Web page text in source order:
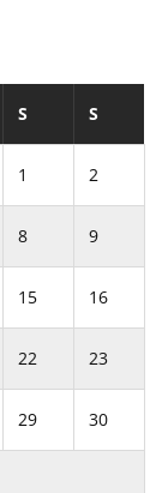
S S
1 2
8 9
15 16
22 23
29 30